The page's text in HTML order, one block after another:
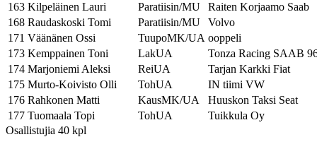
163 Kilpeläinen Lauri Paratiisin/MU
Raiten Korjaamo Saab
168 Raudaskoski Tomi Paratiisin/MU
Volvo
171 Väänänen Ossi TuupoMK/UA ooppeli
173 Kemppainen Toni LakUA
Tonza Racing SAAB
174 Marjoniemi Aleksi ReiUA
Tarjan Karkki Fiat
175 Murto-Koivisto Olli TohUA
IN tiimi VW
176 Rahkonen Matti KausMK/UA
Huuskon Taksi Seat
177 Tuomaala Topi TohUA
Tuikkula Oy
Osallistujia 40 kpl